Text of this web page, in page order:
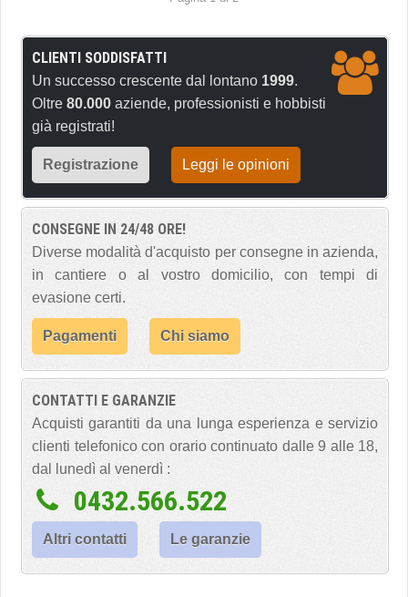
CLIENTI SODDISFATTI
Un successo crescente dal lontano 1999.
Oltre 80.000 aziende, professionisti e hobbisti
già registrati!
Registrazione Leggi le opinioni
CONSEGNE IN 24/48 ORE!
Diverse modalità d'acquisto per consegne in azienda,
in cantiere o al vostro domicilio, con tempi di
evasione certi.
Pagamenti Chi siamo
CONTATTI E GARANZIE
Acquisti garantiti da una lunga esperienza e servizio
clienti telefonico con orario continuato dalle 9 alle 18,
dal lunedì al venerdì :
0432.566.522
Altri contatti Le garanzie